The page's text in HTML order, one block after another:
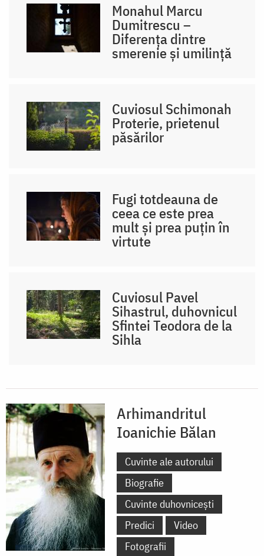
Monahul Marcu
Dumitrescu –
Diferența dintre
smerenie și umilință
Cuviosul Schimonah
Proterie, prietenul
păsărilor
Fugi totdeauna de
ceea ce este prea
mult și prea puțin în
virtute
Cuviosul Pavel
Sihastrul, duhovnicul
Sfintei Teodora de la
Sihla
Arhimandritul
Ioanichie Bălan
Cuvinte ale autorului
Biografie
Cuvinte duhovnicești
Predici
Video
Fotografii